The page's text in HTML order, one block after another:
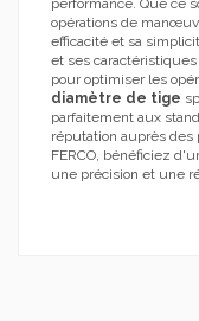
opérations de
efficacité et sa
et ses
pour optimiser les
diamètre de tige
parfaitement aux
réputation auprès
FERCO, bénéficiez
une précision et une